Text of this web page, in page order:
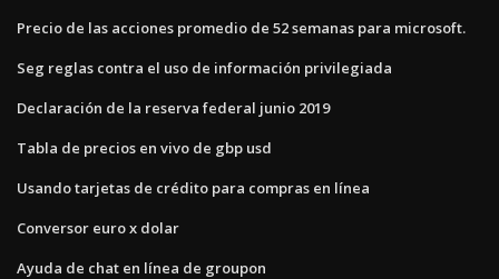
Precio de las acciones promedio de 52 semanas para microsoft.
Seg reglas contra el uso de información privilegiada
Declaración de la reserva federal junio 2019
Tabla de precios en vivo de gbp usd
Usando tarjetas de crédito para compras en línea
Conversor euro x dolar
Ayuda de chat en línea de groupon